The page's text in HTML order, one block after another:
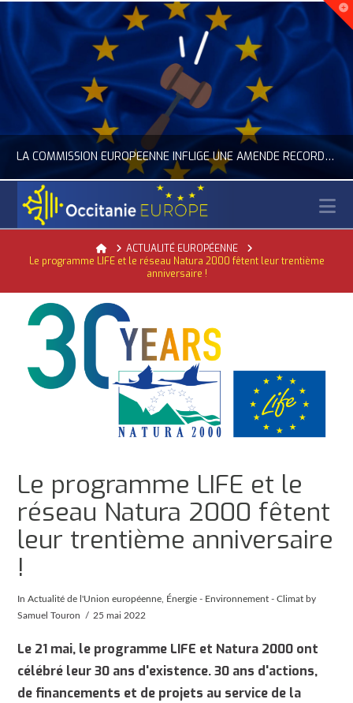
LA COMMISSION EUROPÉENNE INFLIGE UNE AMENDE RECORD À GOOGLE
ACTUALITÉ DE L'UNION EUROPÉENNE, ACTUALITÉ DE LA REPRÉSENTATION D’OCCITANIE EUROPE, NUMÉRIQUE- DIGITAL
HomeACTUALITÉ EUROPÉENNE
Le programme LIFE et le réseau Natura 2000 fêtent leur trentième
anniversaire !
Le programme LIFE et le
réseau Natura 2000 fêtent
leur trentième anniversaire
!
InActualité de l'Union européenne Énergie - Environnement - Climat by
Samuel Touron
25 mai 2022
Le 21 mai, le programme LIFE et Natura 2000 ont
célébré leur 30 ans d'existence. 30 ans d'actions,
de financements et de projets au service de la